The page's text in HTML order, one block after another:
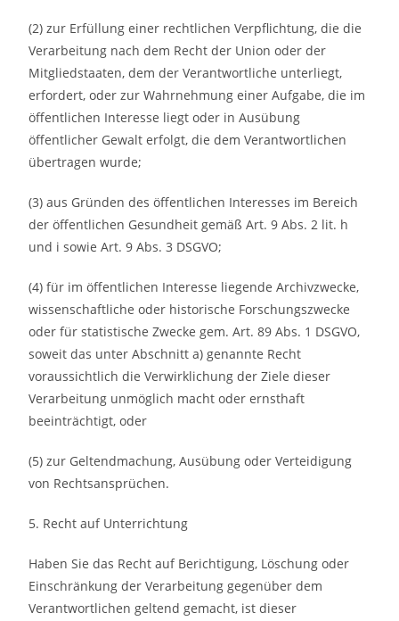
(2) zur Erfüllung einer rechtlichen Verpflichtung, die die
Verarbeitung nach dem Recht der Union oder der
Mitgliedstaaten, dem der Verantwortliche unterliegt,
erfordert, oder zur Wahrnehmung einer Aufgabe, die im
öffentlichen Interesse liegt oder in Ausübung
öffentlicher Gewalt erfolgt, die dem Verantwortlichen
übertragen wurde;
(3) aus Gründen des öffentlichen Interesses im Bereich
der öffentlichen Gesundheit gemäß Art. 9 Abs. 2 lit. h
und i sowie Art. 9 Abs. 3 DSGVO;
(4) für im öffentlichen Interesse liegende Archivzwecke,
wissenschaftliche oder historische Forschungszwecke
oder für statistische Zwecke gem. Art. 89 Abs. 1 DSGVO,
soweit das unter Abschnitt a) genannte Recht
voraussichtlich die Verwirklichung der Ziele dieser
Verarbeitung unmöglich macht oder ernsthaft
beeinträchtigt, oder
(5) zur Geltendmachung, Ausübung oder Verteidigung
von Rechtsansprüchen.
5. Recht auf Unterrichtung
Haben Sie das Recht auf Berichtigung, Löschung oder
Einschränkung der Verarbeitung gegenüber dem
Verantwortlichen geltend gemacht, ist dieser